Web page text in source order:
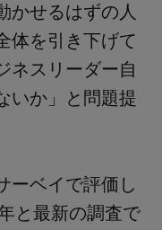
かせるはずの人
体を引き下げて
ネスリーダー自
いか」と問題提
ーベイで評価し
と最新の調査で